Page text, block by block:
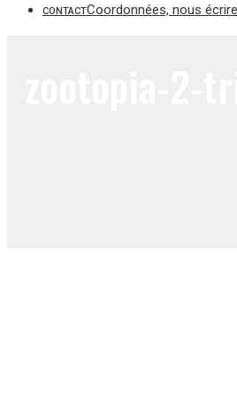
CONTACTCoordonnées, nous écrire